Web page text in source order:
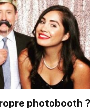
photobooth ?